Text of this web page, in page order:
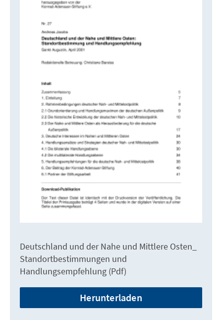
Deutschland und der Nahe und Mittlere Osten_
Standortbestimmungen und
Handlungsempfehlung (Pdf)
Herunterladen